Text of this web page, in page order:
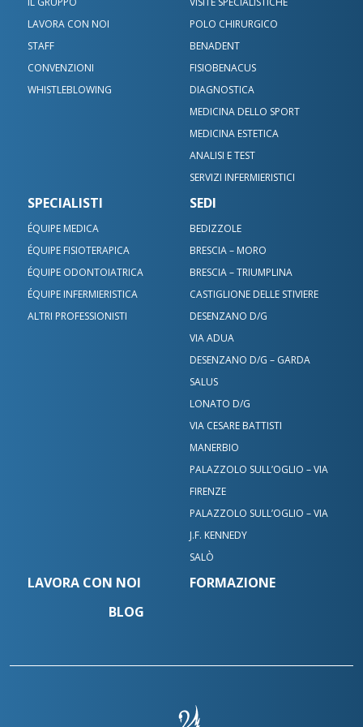
LAVORA CON NOI
STAFF
CONVENZIONI
WHISTLEBLOWING
POLO CHIRURGICO
BENADENT
FISIOBENACUS
DIAGNOSTICA
MEDICINA DELLO SPORT
MEDICINA ESTETICA
ANALISI E TEST
SERVIZI INFERMIERISTICI
SPECIALISTI
ÉQUIPE MEDICA
ÉQUIPE FISIOTERAPICA
ÉQUIPE ODONTOIATRICA
ÉQUIPE INFERMIERISTICA
ALTRI PROFESSIONISTI
SEDI
BEDIZZOLE
BRESCIA – MORO
BRESCIA – TRIUMPLINA
CASTIGLIONE DELLE STIVIERE
DESENZANO D/G
VIA ADUA
DESENZANO D/G – GARDA
SALUS
LONATO D/G
VIA CESARE BATTISTI
MANERBIO
PALAZZOLO SULL’OGLIO – VIA
FIRENZE
PALAZZOLO SULL’OGLIO – VIA
J.F. KENNEDY
SALÒ
LAVORA CON NOI
FORMAZIONE
BLOG